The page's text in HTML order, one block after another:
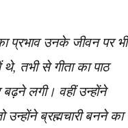
प्रभाव उनके जीवन पर भी
तभी से गीता का पाठ
लगी। वहीं उन्होंने
ब्रह्मचारी बनने का